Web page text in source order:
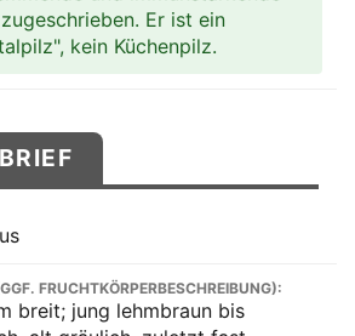
Er ist ein
kein Küchenpilz.
FRUCHTKÖRPERBESCHREIBUNG):
breit; jung lehmbraun bis